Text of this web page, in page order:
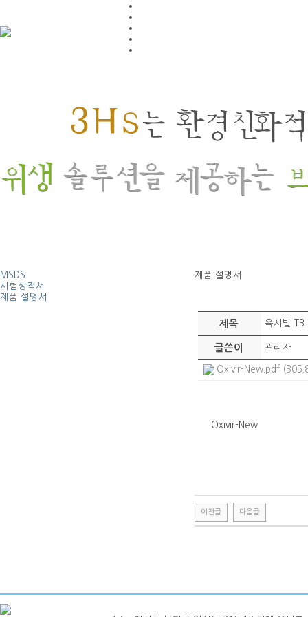
MSDS
시험성적서
제품 설명서
제품 설명서
제목 옥시빌 TB
글쓴이 관리자
Oxivir-New.pdf
Oxivir-New
이전글 다음글